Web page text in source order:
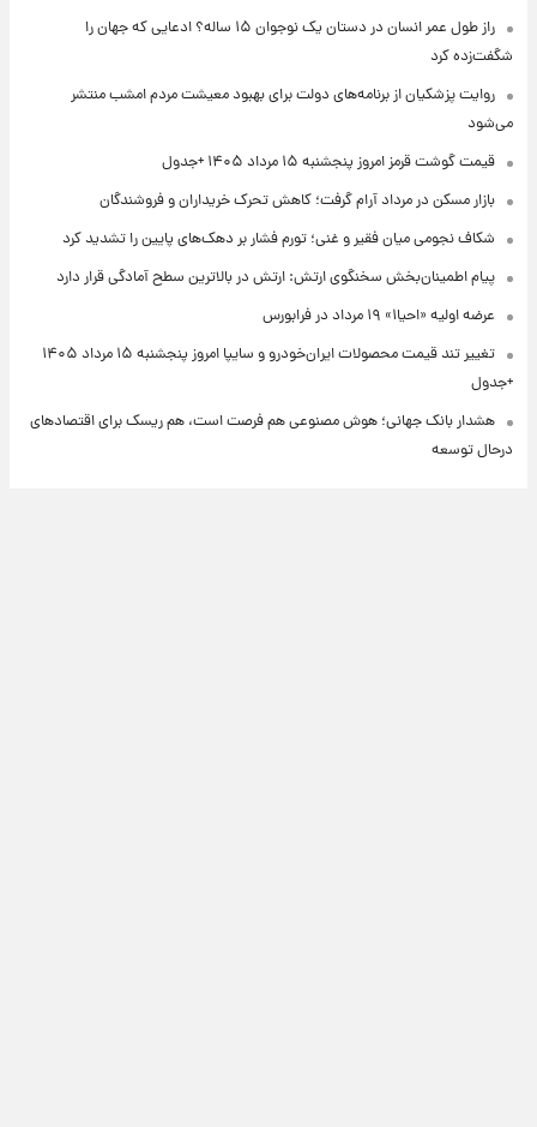
راز طول عمر انسان در دستان یک نوجوان ۱۵ ساله؟ ادعایی که جهان را
شگفت‌زده کرد
روایت پزشکیان از برنامه‌های دولت برای بهبود معیشت مردم امشب منتشر
می‌شود
قیمت گوشت قرمز امروز پنجشنبه ۱۵ مرداد ۱۴۰۵ +جدول
بازار مسکن در مرداد آرام گرفت؛ کاهش تحرک خریداران و فروشندگان
شکاف نجومی میان فقیر و غنی؛ تورم فشار بر دهک‌های پایین را تشدید کرد
پیام اطمینان‌بخش سخنگوی ارتش: ارتش در بالاترین سطح آمادگی قرار دارد
عرضه اولیه «احیا۱» ۱۹ مرداد در فرابورس
تغییر تند قیمت محصولات ایران‌خودرو و سایپا امروز پنجشنبه ۱۵ مرداد ۱۴۰۵
+جدول
هشدار بانک جهانی؛ هوش مصنوعی هم فرصت است، هم ریسک برای اقتصادهای
درحال توسعه